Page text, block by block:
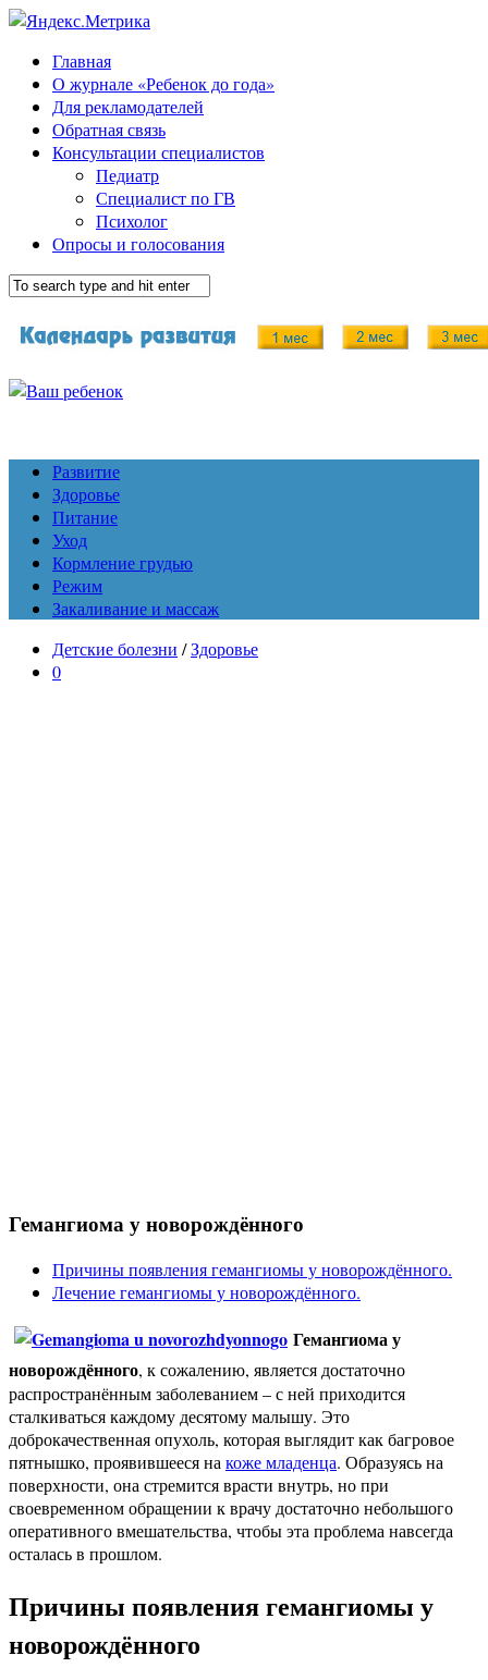
Главная
О журнале «Ребенок до года»
Для рекламодателей
Обратная связь
Консультации специалистов
Педиатр
Специалист по ГВ
Психолог
Опросы и голосования
Развитие
Здоровье
Питание
Уход
Кормление грудью
Режим
Закаливание и массаж
Детские болезни /Здоровье
0
Гемангиома у новорождённого
Причины появления гемангиомы у новорождённого.
Лечение гемангиомы у новорождённого.
Гемангиомау
новорождённого, к сожалению, является достаточно
распространённым заболеванием – с ней приходится
сталкиваться каждому десятому малышу. Это
доброкачественная опухоль, которая выглядит как багровое
пятнышко, проявившееся накоже младенца. Образуясь на
поверхности, она стремится врасти внутрь, но при
своевременном обращении к врачу достаточно небольшого
оперативного вмешательства, чтобы эта проблема навсегда
осталась в прошлом.
Причины появления гемангиомы у
новорождённого